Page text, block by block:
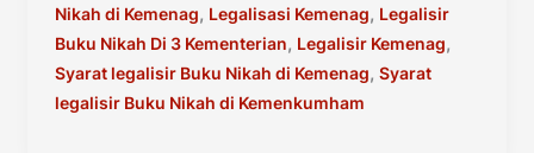
Nikah di Kemenag, Legalisasi Kemenag, Legalisir
Buku Nikah Di 3 Kementerian, Legalisir Kemenag,
Syarat legalisir Buku Nikah di Kemenag, Syarat
legalisir Buku Nikah di Kemenkumham